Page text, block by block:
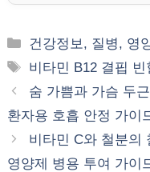
카
테
리
건강정보, 질병, 영
태
그
비타민 B12 결핍 빈
숨 가쁨과 가슴 두
환자용 호흡 안정 가이
비타민 C와 철분의
영양제 병용 투여 가이